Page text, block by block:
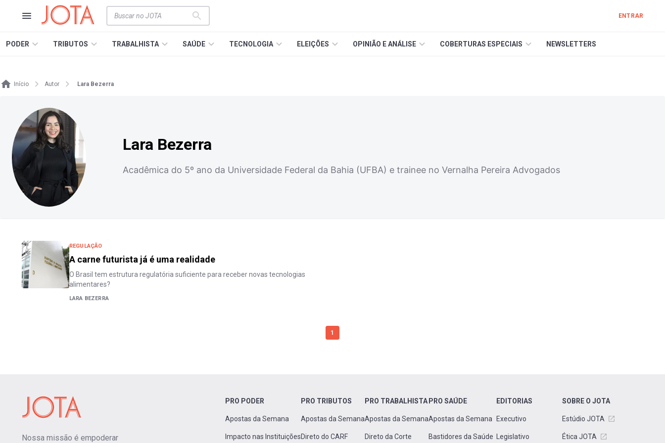
ENTRAR
PODER TRIBUTOS TRABALHISTA SAÚDE TECNOLOGIA ELEIÇÕES OPINIÃO E ANÁLISE COBERTURAS ESPECIAIS NEWSLETTERS
Início Autor Lara Bezerra
Lara Bezerra
Acadêmica do 5º ano da Universidade Federal da Bahia (UFBA) e trainee no Vernalha Pereira Advogados
REGULAÇÃO
A carne futurista já é uma realidade
O Brasil tem estrutura regulatória suficiente para receber novas tecnologias
alimentares?
LARA BEZERRA
1
Nossa missão é empoderar
PRO PODER
Apostas da Semana
Impacto nas Instituições
PRO TRIBUTOS
Apostas da Semana
Direto do CARF
PRO TRABALHISTA
Apostas da Semana
Direto da Corte
PRO SAÚDE
Apostas da Semana
Bastidores da Saúde
EDITORIAS
Executivo
Legislativo
SOBRE O JOTA
Estúdio JOTA
Ética JOTA